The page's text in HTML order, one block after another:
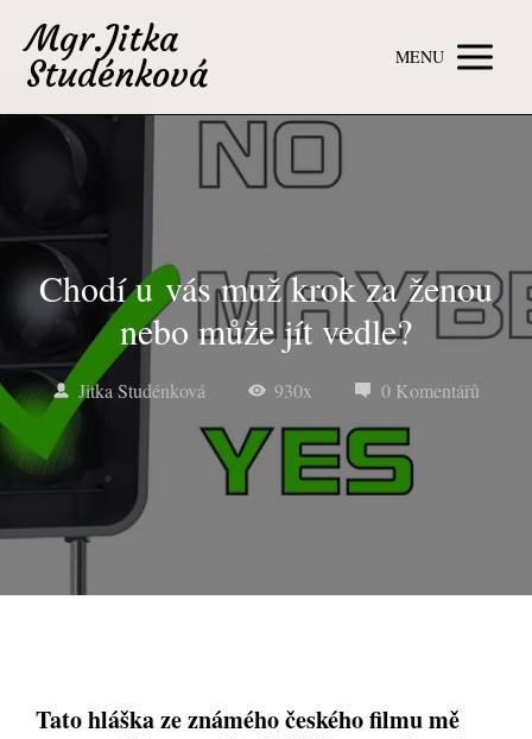
Mgr.Jitka
Studénková
MENU
Chodí u vás muž krok za ženou
nebo může jít vedle?
Jitka Studénková 930x 0 Komentářů
Tato hláška ze známého českého filmu mě